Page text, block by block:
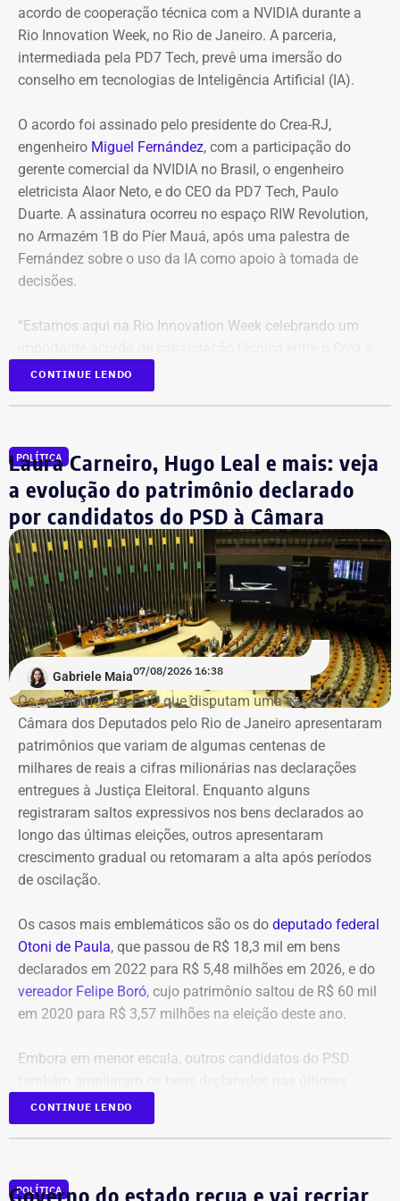
O jogo entre Fluminense e Botafogo que aconteceria a
partir das 21h30 desta sexta (07), no Estádio Nilton
Santos, válido pelo Brasileirão Feminino, também foi
Futebol (CBF). “por conta dos alertas da Defesa Civil de
fortes ventos no Rio de Janeiro”, o clássico teve a
mudança de data para segunda (10) às 18 horas.
acordo de cooperação técnica com a NVIDIA durante a
Rio Innovation Week, no Rio de Janeiro. A parceria,
intermediada pela PD7 Tech, prevê uma imersão do
conselho em tecnologias de Inteligência Artificial (IA).
O acordo foi assinado pelo presidente do Crea-RJ,
engenheiro Miguel Fernández, com a participação do
gerente comercial da NVIDIA no Brasil, o engenheiro
eletricista Alaor Neto, e do CEO da PD7 Tech, Paulo
Duarte. A assinatura ocorreu no espaço RIW Revolution,
no Armazém 1B do Píer Mauá, após uma palestra de
Fernández sobre o uso da IA como apoio à tomada de
decisões.
“Estamos aqui na Rio Innovation Week celebrando um
a NVIDIA, que é hoje a empresa de maior valor do mundo
e referência no desenvolvimento de tecnologia de
oferecendo cada vez mais serviços e maior qualidade aos
profissionais, tornando o Crea cada vez mais inteligente”,
ressaltou Fernández.
O presidente do Crea-RJ também destacou a atuação da
PD7 Tech na articulação da parceria.
“Ela é uma grande parceira para o desenvolvimento
tecnológico do nosso conselho e de todo o nosso setor —
engenharias, agronomia e geociências”, destacou.
O acordo foi aprovado pelo diretor da NVIDIA na América
Latina, Márcio Aguiar. A colaboração tecnológica não terá
custos para o CREA-RJ, que passará a receber consultoria
direta da empresa.
Entre as áreas previstas na parceria estão pesquisa
aplicada em Inteligência Artificial e IA Generativa,
sistemas de apoio à decisão técnica, visão
computacional e processamento de dados de sensores,
Também estão previstas aplicações de Digital Twins, BIM
e ambientes virtuais em projetos, planejamento, inspeção,
operação, manutenção, treinamento e segurança, além de
tecnologias de robótica e sistemas autônomos voltadas
e geociências.
A parceria inclui ainda infraestrutura de computação de
profissional.
CONTINUE LENDO
POLÍTICA
Laura Carneiro, Hugo Leal e mais: veja
a evolução do patrimônio declarado
por candidatos do PSD à Câmara
Gabriele Maia07/08/2026 16:38
Os candidatos do PSD que disputam uma vaga na
Câmara dos Deputados pelo Rio de Janeiro apresentaram
patrimônios que variam de algumas centenas de
milhares de reais a cifras milionárias nas declarações
entregues à Justiça Eleitoral. Enquanto alguns
registraram saltos expressivos nos bens declarados ao
longo das últimas eleições, outros apresentaram
crescimento gradual ou retomaram a alta após períodos
de oscilação.
Os casos mais emblemáticos são os do deputado federal
Otoni de Paula, que passou de R$ 18,3 mil em bens
declarados em 2022 para R$ 5,48 milhões em 2026, e do
vereador Felipe Boró, cujo patrimônio saltou de R$ 60 mil
em 2020 para R$ 3,57 milhões na eleição deste ano.
Embora em menor escala, outros candidatos do PSD
eleições, como Laura Carneiro, Hugo Leal, Rafael Aloisio
Freitas, Marcio Ribeiro e Marcelo Diniz.
Laura Carneiro chega ao maior
CONTINUE LENDO
POLÍTICA
Governo do estado recua e vai recriar